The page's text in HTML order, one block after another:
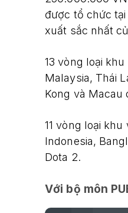
được tổ chức tại
xuất sắc nhất
13 vòng loại
Malaysia, Thái
Kong và Macau
11 vòng loại
Indonesia,
Dota 2.
Với bộ môn